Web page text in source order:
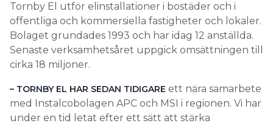
Tornby El utför elinstallationer i bostäder och i
offentliga och kommersiella fastigheter och lokaler.
Bolaget grundades 1993 och har idag 12 anställda.
Senaste verksamhetsåret uppgick omsättningen till
cirka 18 miljoner.
– TORNBY EL HAR SEDAN TIDIGARE ett nära samarbete
med Instalcobolagen APC och MSI i regionen. Vi har
under en tid letat efter ett sätt att stärka